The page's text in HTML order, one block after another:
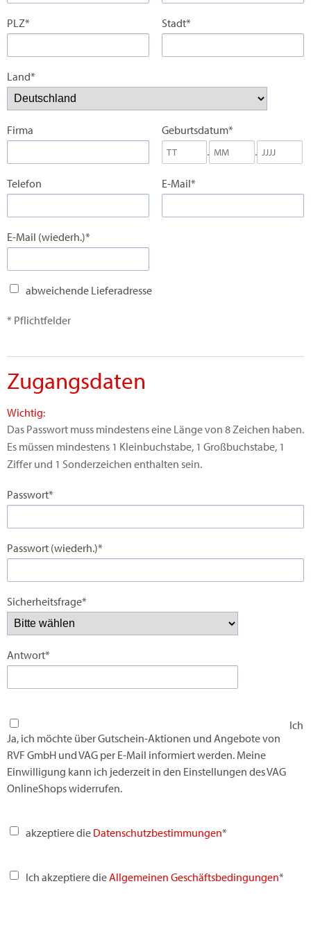
PLZ* Stadt*
Land*
Firma
Geburtsdatum*
.
.
Telefon E-Mail*
E-Mail (wiederh.)*
abweichende Lieferadresse
* Pflichtfelder
Zugangsdaten
Wichtig:
Das Passwort muss mindestens eine Länge von 8 Zeichen haben.
Es müssen mindestens 1 Kleinbuchstabe, 1 Großbuchstabe, 1
Ziffer und 1 Sonderzeichen enthalten sein.
Passwort*
Passwort (wiederh.)*
Sicherheitsfrage*
Antwort*
Ja, ich möchte über Gutschein-Aktionen und Angebote von
RVF GmbH und VAG per E-Mail informiert werden. Meine
Einwilligung kann ich jederzeit in den Einstellungen des VAG
OnlineShops widerrufen.
Ich
akzeptiere die Datenschutzbestimmungen*
Ich akzeptiere dieAllgemeinen Geschäftsbedingungen*